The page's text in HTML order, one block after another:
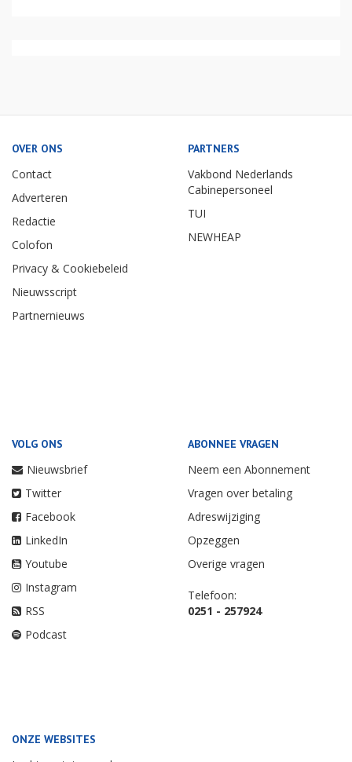
OVER ONS
Contact
Adverteren
Redactie
Colofon
Privacy & Cookiebeleid
Nieuwsscript
Partnernieuws
PARTNERS
Vakbond Nederlands
Cabinepersoneel
TUI
NEWHEAP
VOLG ONS
Nieuwsbrief
Twitter
Facebook
LinkedIn
Youtube
Instagram
RSS
Podcast
ABONNEE VRAGEN
Neem een Abonnement
Vragen over betaling
Adreswijziging
Opzeggen
Overige vragen
Telefoon:
0251 - 257924
ONZE WEBSITES